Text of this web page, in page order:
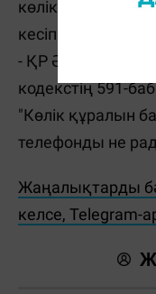
көлiк
кесiп өту не оның
- ҚР Әкімшілік
кодекстің 591-
"Көлiк құралын
телефонды не
Жаңалықтарды
келсе,